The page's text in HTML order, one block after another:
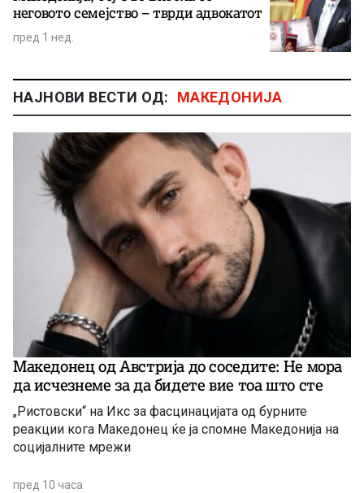
неговото семејство – тврди адвокатот
пред 1 нед.
НАЈНОВИ ВЕСТИ ОД: МАКЕДОНИЈА
Македонец од Австрија до соседите: Не мора
да исчезнеме за да бидете вие ​​тоа што сте
„Ристовски“ на Икс за фасцинацијата од бурните
реакции кога Македонец ќе ја спомне Македонија на
социјалните мрежи
пред 10 часа